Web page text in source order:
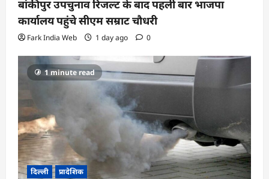
a
t
i
o
n
बांकीपुर उपचुनाव रिजल्ट के बाद पहली बार भाजपा
कार्यालय पहुंचे सीएम सम्राट चौधरी
Fark India Web 1 day ago 0
1 minute read
दिल्ली प्रादेशिक